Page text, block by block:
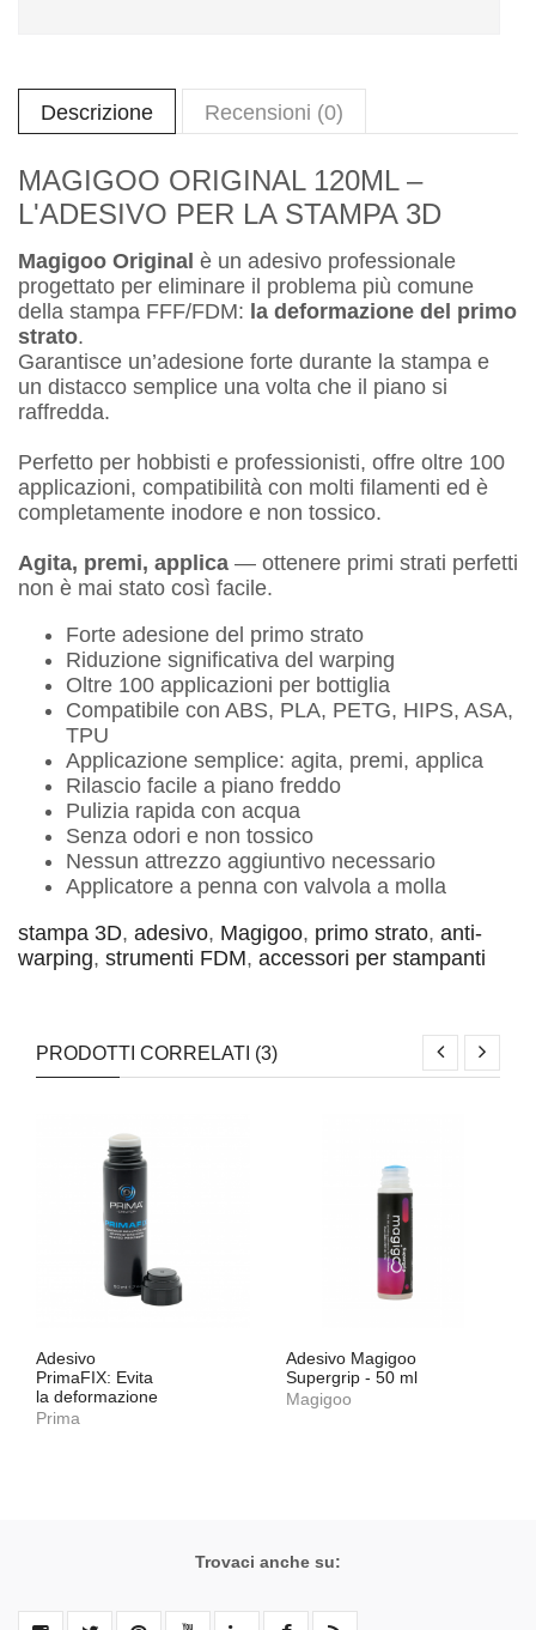
Descrizione Recensioni (0)
MAGIGOO ORIGINAL 120ML –
L'ADESIVO PER LA STAMPA 3D
Magigoo Original è un adesivo professionale
progettato per eliminare il problema più comune
della stampa FFF/FDM: la deformazione del primo
strato.
Garantisce un’adesione forte durante la stampa e
un distacco semplice una volta che il piano si
raffredda.
Perfetto per hobbisti e professionisti, offre oltre 100
applicazioni, compatibilità con molti filamenti ed è
completamente inodore e non tossico.
Agita, premi, applica — ottenere primi strati perfetti
non è mai stato così facile.
Forte adesione del primo strato
Riduzione significativa del warping
Oltre 100 applicazioni per bottiglia
Compatibile con ABS, PLA, PETG, HIPS, ASA,
TPU
Applicazione semplice: agita, premi, applica
Rilascio facile a piano freddo
Pulizia rapida con acqua
Senza odori e non tossico
Nessun attrezzo aggiuntivo necessario
Applicatore a penna con valvola a molla
stampa 3D, adesivo, Magigoo, primo strato, anti-
warping, strumenti FDM, accessori per stampanti
PRODOTTI CORRELATI (3)
Adesivo
PrimaFIX: Evita
la deformazione
Prima
Adesivo Magigoo
Supergrip - 50 ml
Magigoo
Trovaci anche su: